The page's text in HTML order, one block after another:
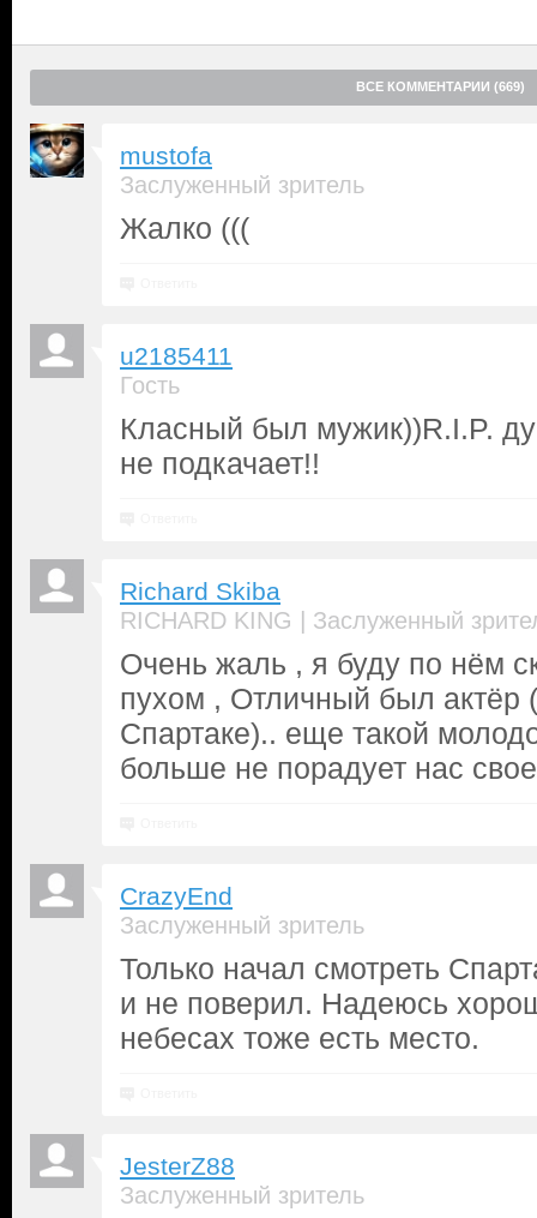
ВСЕ КОММЕНТАРИИ (669)
mustofa
Заслуженный зритель
Жалко (((
u2185411
Гость
Класный был мужик))R.I.P.
не подкачает!!
Richard Skiba
RICHARD KING | Заслуженный
Очень жаль , я буду по нём
пухом , Отличный был актёр
Спартаке).. еще такой
больше не порадует нас
CrazyEnd
Заслуженный зритель
Только начал смотреть
и не поверил. Надеюсь
небесах тоже есть место.
JesterZ88
Заслуженный зритель